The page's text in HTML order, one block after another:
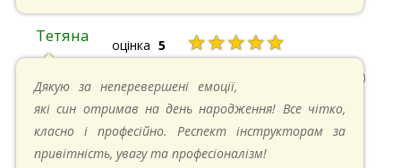
Тетяна оцінка 5 ★★★★★
13.05.2024 в 11:30
Дякую за неперевершені емоції,
які син отримав на день народження! Все чітко,
класно і професійно. Респект інструкторам за
привітність, увагу та професіоналізм!